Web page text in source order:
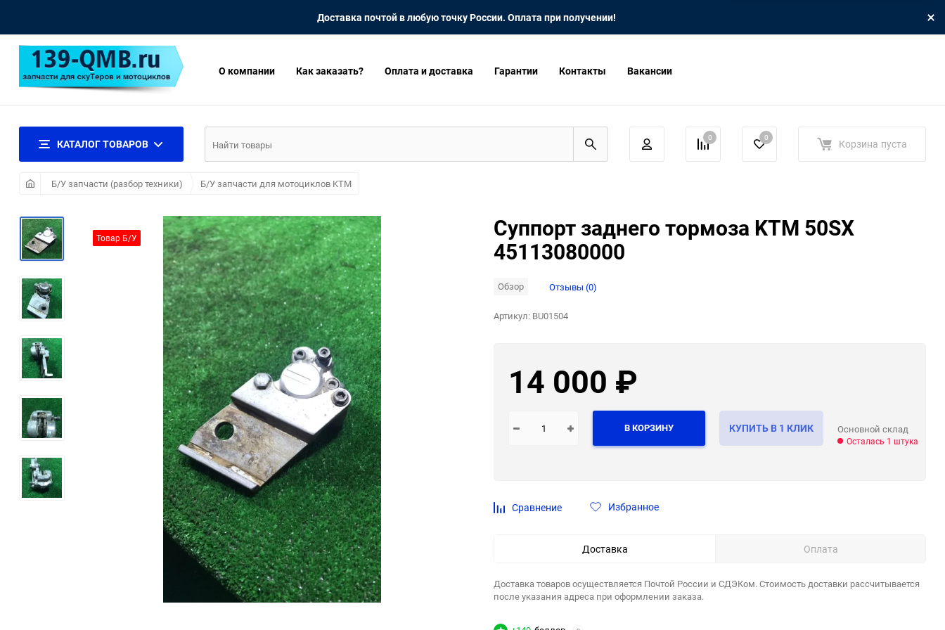
Доставка почтой в любую точку России. Оплата при получении!
О компании Как заказать? Оплата и доставка Гарантии Контакты Вакансии
КАТАЛОГ ТОВАРОВ 0 0 Корзина пуста
Б/У запчасти (разбор техники) Б/У запчасти для мотоциклов KTM
Товар Б/У
Суппорт заднего тормоза KTM 50SX
45113080000
Обзор Отзывы (0)
Артикул: BU01504
14 000 ₽
В КОРЗИНУ КУПИТЬ В 1 КЛИК Основной склад
Осталась 1 штука
Сравнение Избранное
Доставка Оплата
Доставка товаров осуществляется Почтой России и СДЭКом. Стоимость доставки рассчитывается
после указания адреса при оформлении заказа.